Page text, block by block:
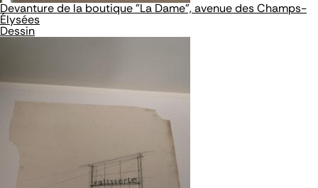
Devanture de la boutique "La Dame", avenue des Champs-
Élysées
Dessin